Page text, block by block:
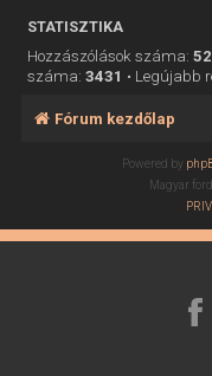
STATISZTIKA
Hozzászólások száma:
száma: 3431 • Legújabb
Fórum kezdőlap
Powered by
Magyar